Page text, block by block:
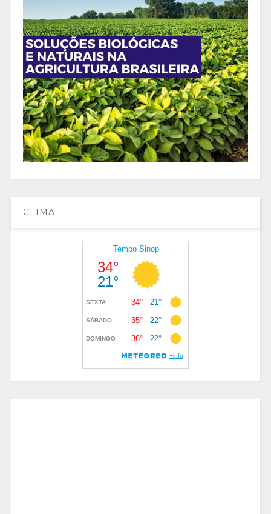
CLIMA